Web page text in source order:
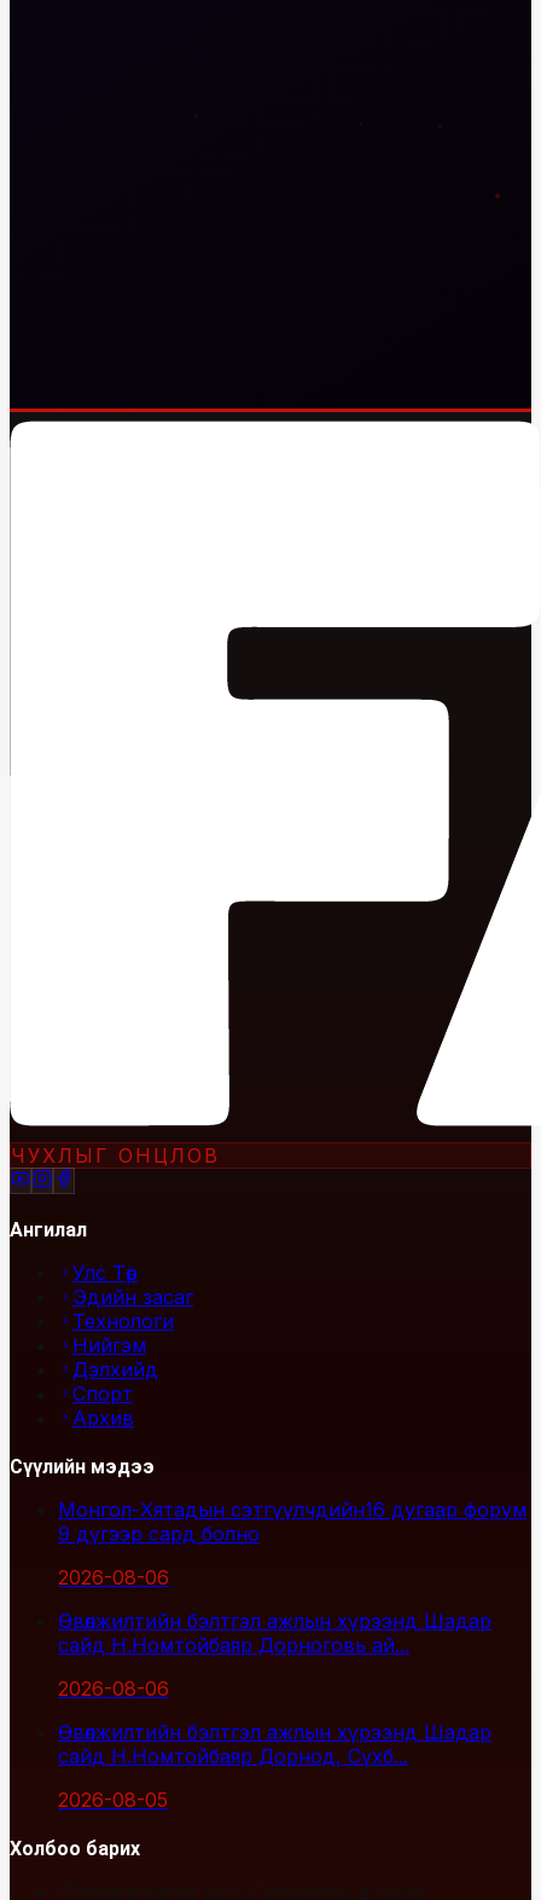
ЧУХЛЫГ ОНЦЛОВ
Ангилал
Улс Төр
Эдийн засаг
Технологи
Нийгэм
Дэлхийд
Спорт
Архив
Сүүлийн мэдээ
Монгол-Хятадын сэтгүүлчдийн16 дугаар форум
9 дүгээр сард болно
2026-08-06
Өвөлжилтийн бэлтгэл ажлын хүрээнд Шадар
сайд Н.Номтойбаяр Дорноговь ай...
2026-08-06
Өвөлжилтийн бэлтгэл ажлын хүрээнд Шадар
сайд Н.Номтойбаяр Дорнод, Сүхб...
2026-08-05
Холбоо барих